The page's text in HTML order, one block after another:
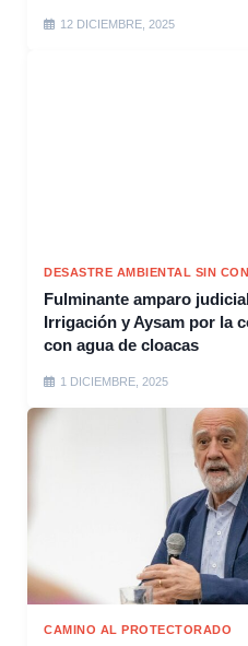
12 DICIEMBRE, 2025
DESASTRE AMBIENTAL SIN
Fulminante amparo
Irrigación y Aysam por la
con agua de cloacas
1 DICIEMBRE, 2025
CAMINO AL PROTECTORADO